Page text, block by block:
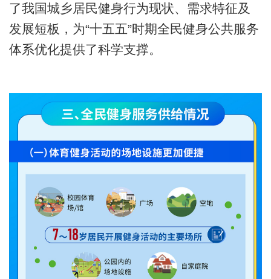
了我国城乡居民健身行为现状、需求特征及
发展短板，为“十五五”时期全民健身公共服务
体系优化提供了科学支撑。